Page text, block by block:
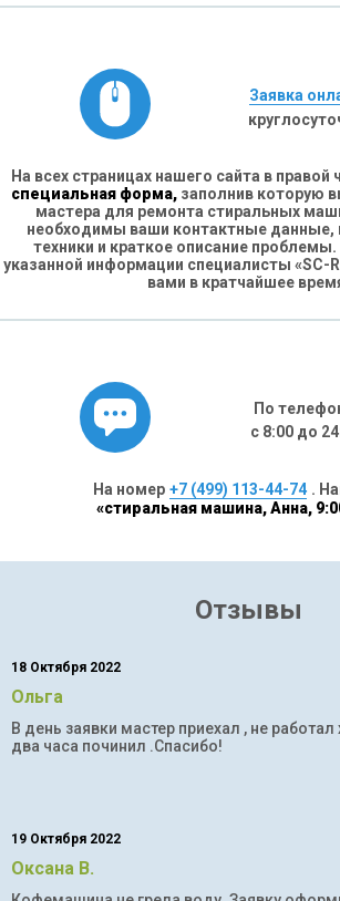
Заявка
На всех страницах нашего сайта в
специальная форма, заполнив которую
мастера для ремонта стиральных
необходимы ваши контактные
техники и краткое описание
указанной информации специалисты «SC-
вами в кратчайшее
По
с 8:00 до
На номер +7 (499) 113-44-74 .
«стиральная машина, Анна,
Отзывы
18 Октября 2022
Ольга
В день заявки мастер приехал , не
два часа починил .Спасибо!
19 Октября 2022
Оксана В.